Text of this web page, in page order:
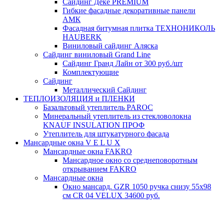
Сайдинг Дёке PREMIUM
Гибкие фасадные декоративные панели
АМК
Фасадная битумная плитка ТЕХНОНИКОЛЬ
HAUBERK
Виниловый сайдинг Аляска
Сайдинг виниловый Grand Line
Сайдинг Гранд Лайн от 300 руб./шт
Комплектующие
Сайдинг
Металлический Сайдинг
ТЕПЛОИЗОЛЯЦИЯ и ПЛЕНКИ
Базальтовый утеплитель PAROC
Минеральный утеплитель из стекловолокна
KNAUF INSULATION ПРОФ
Утеплитель для штукатурного фасада
Мансардные окна V E L U X
Мансардные окна FAKRO
Мансардное окно со среднеповоротным
открыванием FAKRO
Мансардные окна
Окно мансард. GZR 1050 ручка снизу 55х98
см CR 04 VELUX 34600 руб.